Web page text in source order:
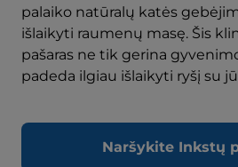
palaiko natūralų katės
išlaikyti raumenų masę. Šis
pašaras ne tik gerina
padeda ilgiau išlaikyti ryšį su
Naršykite Inkstų